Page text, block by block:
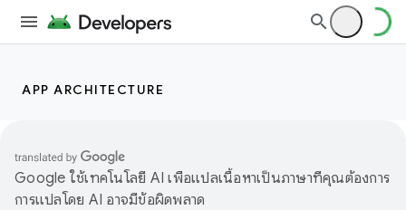
APP ARCHITECTURE
Google ใช้เทคโนโลยี AI เพื่อแปลเนื้อหาเป็นภาษาที่คุณต้องการ
การแปลโดย AI อาจมีข้อผิดพลาด